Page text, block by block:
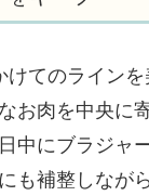
てのライン
お肉を中央に
中にブラジャ
も補整しなが